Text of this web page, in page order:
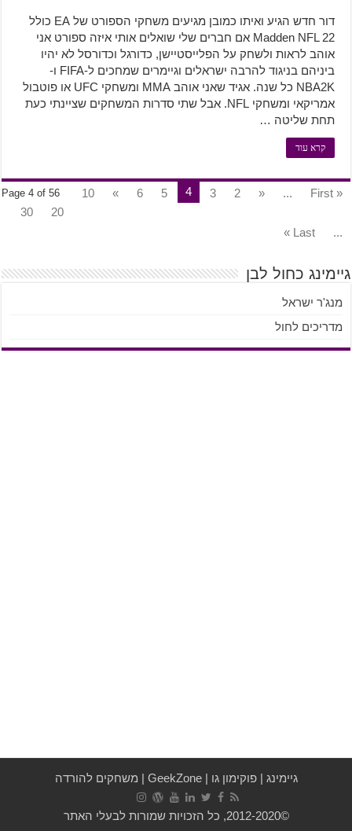
דור חדש הגיע ואיתו כמובן מגיעים משחקי הספורט של EA כולל
Madden NFL 22 אם חברים שלי שואלים אותי איזה ספורט אני
אוהב לראות ולשחק על הפלייסטיישן, כדורגל וכדורסל לא יהיו
ביניהם בניגוד להרבה ישראלים וגיימרים שמחכים ל-FIFA ו-
NBA2K כל שנה. אגיד שאני אוהב MMA ומשחקי UFC או פוטבול
אמריקאי ומשחקי NFL. אבל שתי סדרות המשחקים שציינתי כעת
תחת שליטה …
קרא עוד
Page 4 of 56 « First
...
«
2
3
4
5
6
»
10
20
30
...
Last »
גיימינג כחול לבן
מנג'ר ישראל
מדריכים לחול
גיימינג |פוקימון גו |
GeekZone
| משחקים להורדה
©2012-2020, כל הזכויות שמורות לבעלי האתר